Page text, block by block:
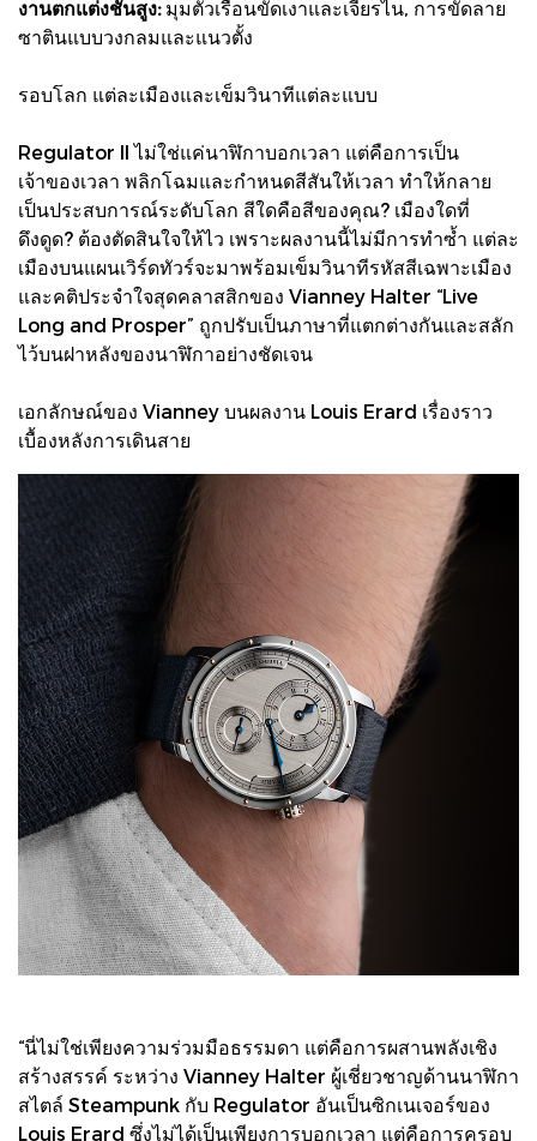
งานตกแต่งชั้นสูง:มุมตัวเรือนขัดเงาและเจียรไน, การขัดลาย
ซาตินแบบวงกลมและแนวตั้ง
รอบโลก แต่ละเมืองและเข็มวินาทีแต่ละแบบ
Regulator II ไม่ใช่แค่นาฬิกาบอกเวลา แต่คือการเป็น
เจ้าของเวลา พลิกโฉมและกำหนดสีสันให้เวลา ทำให้กลาย
เป็นประสบการณ์ระดับโลก สีใดคือสีของคุณ? เมืองใดที่
ดึงดูด? ต้องตัดสินใจให้ไว เพราะผลงานนี้ไม่มีการทำซ้ำ แต่ละ
เมืองบนแผนเวิร์ดทัวร์จะมาพร้อมเข็มวินาทีรหัสสีเฉพาะเมือง
และคติประจำใจสุดคลาสสิกของ Vianney Halter “Live
Long and Prosper” ถูกปรับเป็นภาษาที่แตกต่างกันและสลัก
ไว้บนฝาหลังของนาฬิกาอย่างชัดเจน
เอกลักษณ์ของ Vianney บนผลงาน Louis Erard เรื่องราว
เบื้องหลังการเดินสาย
“นี่ไม่ใช่เพียงความร่วมมือธรรมดา แต่คือการผสานพลังเชิง
สร้างสรรค์ ระหว่าง Vianney Halter ผู้เชี่ยวชาญด้านนาฬิกา
สไตล์ Steampunk กับ Regulator อันเป็นซิกเนเจอร์ของ
Louis Erard ซึ่งไม่ได้เป็นเพียงการบอกเวลา แต่คือการครอบ